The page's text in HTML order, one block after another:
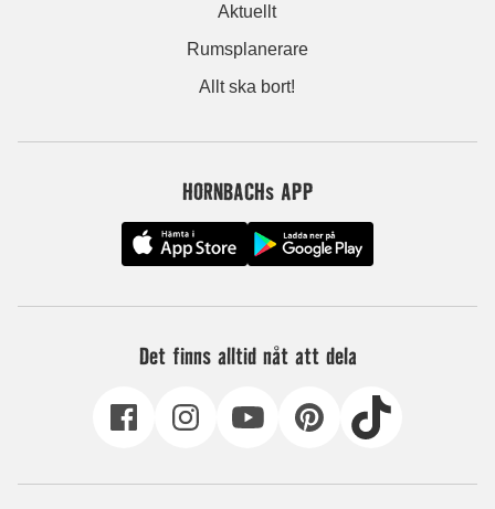
Aktuellt
Rumsplanerare
Allt ska bort!
HORNBACHs APP
Det finns alltid nåt att dela